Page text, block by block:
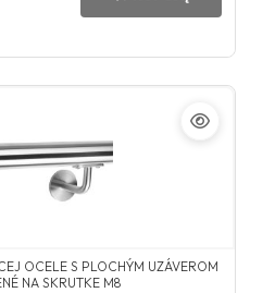
OCELE S PLOCHÝM UZÁVEROM
NA SKRUTKE M8